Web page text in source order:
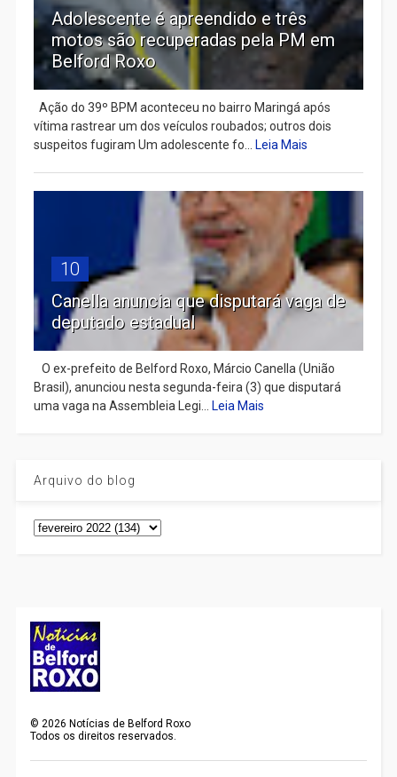
Adolescente é apreendido e três
motos são recuperadas pela PM em
Belford Roxo
Ação do 39º BPM aconteceu no bairro Maringá após
vítima rastrear um dos veículos roubados; outros dois
suspeitos fugiram Um adolescente fo... Leia Mais
10
Canella anuncia que disputará vaga de
deputado estadual
​ O ex-prefeito de Belford Roxo, Márcio Canella (União
Brasil), anunciou nesta segunda-feira (3) que disputará
uma vaga na Assembleia Legi... Leia Mais
Arquivo do blog
©2026 Notícias de Belford Roxo
Todos os direitos reservados.